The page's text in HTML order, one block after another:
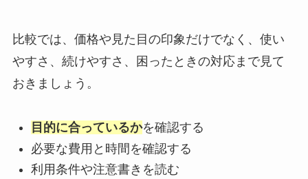
比較では、価格や見た目の印象だけでなく、使い
やすさ、続けやすさ、困ったときの対応まで見て
おきましょう。
目的に合っているかを確認する
必要な費用と時間を確認する
利用条件や注意書きを読む